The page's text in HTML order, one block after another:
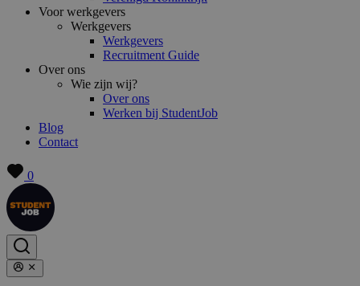
Voor werkgevers
Werkgevers
Werkgevers
Recruitment Guide
Over ons
Wie zijn wij?
Over ons
Werken bij StudentJob
Blog
Contact
0